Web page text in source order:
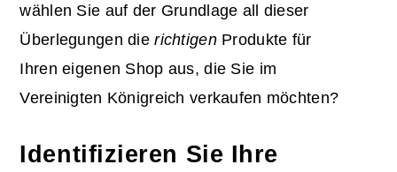
wählen Sie auf der Grundlage all dieser
Überlegungen dierichtigenProdukte für
Ihren eigenen Shop aus, die Sie im
Vereinigten Königreich verkaufen möchten?
Identifizieren Sie Ihre